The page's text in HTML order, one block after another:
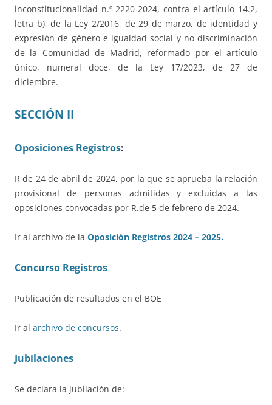
inconstitucionalidad n.º 2220-2024, contra el artículo 14.2,
letra b), de la Ley 2/2016, de 29 de marzo, de identidad y
expresión de género e igualdad social y no discriminación
de la Comunidad de Madrid, reformado por el artículo
único, numeral doce, de la Ley 17/2023, de 27 de
diciembre.
SECCIÓN II
Oposiciones Registros:
R de 24 de abril de 2024, por la que se aprueba la relación
provisional de personas admitidas y excluidas a las
oposiciones convocadas por R.de 5 de febrero de 2024.
Ir al archivo de la Oposición Registros 2024 – 2025.
Concurso Registros
Publicación de resultados en el BOE
Ir al archivo de concursos.
Jubilaciones
Se declara la jubilación de: